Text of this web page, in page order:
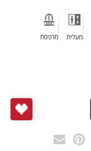
מעלית מרפסת